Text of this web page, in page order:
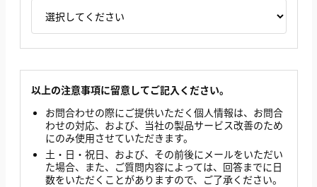
以上の注意事項に留意してご記入ください。
お問合わせの際にご提供いただく個人情報は、お問合
わせの対応、および、当社の製品サービス改善のため
にのみ使用させていただきます。
土・日・祝日、および、その前後にメールをいただい
た場合、また、ご質問内容によっては、回答までに日
数をいただくことがありますので、ご了承ください。